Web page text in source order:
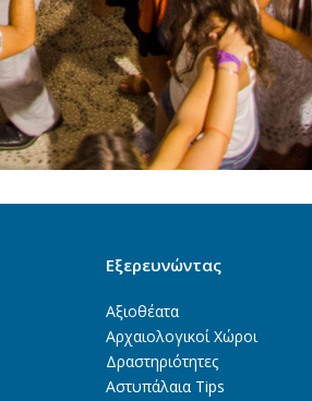
Εξερευνώντας
Αξιοθέατα
Αρχαιολογικοί Χώροι
Δραστηριότητες
Αστυπάλαια Tips